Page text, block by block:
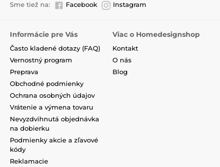
Sme tiež na: Facebook Instagram
Informácie pre Vás
Často kladené dotazy (FAQ)
Vernostný program
Preprava
Obchodné podmienky
Ochrana osobných údajov
Vrátenie a výmena tovaru
Nevyzdvihnutá objednávka
na dobierku
Podmienky akcie a zľavové
kódy
Reklamacie
Viac o Homedesignshop
Kontakt
O nás
Blog